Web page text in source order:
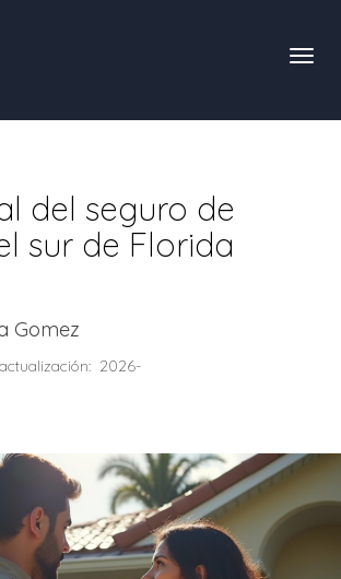
del seguro de
sur de Florida
Gomez
2026-